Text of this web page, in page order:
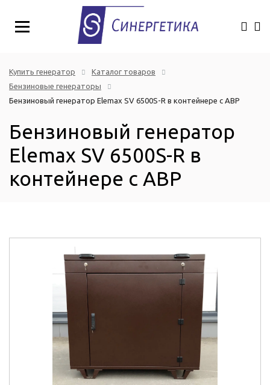
Купить генератор
Каталог товаров
Бензиновые генераторы
Бензиновый генератор Elemax SV 6500S-R в контейнере с АВР
Бензиновый генератор
Elemax SV 6500S-R в
контейнере с АВР